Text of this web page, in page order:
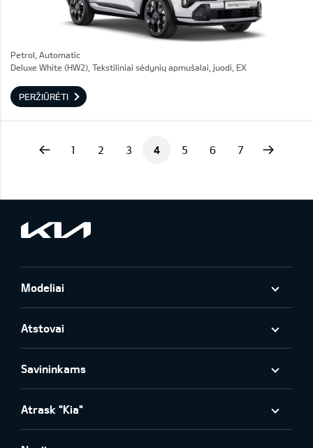
Petrol, Automatic
Deluxe White (HW2), Tekstiliniai sėdynių apmušalai, juodi, EX
PERŽIŪRĖTI
1 2 3 4 5 6 7
Modeliai
Atstovai
Savininkams
Atrask "Kia"